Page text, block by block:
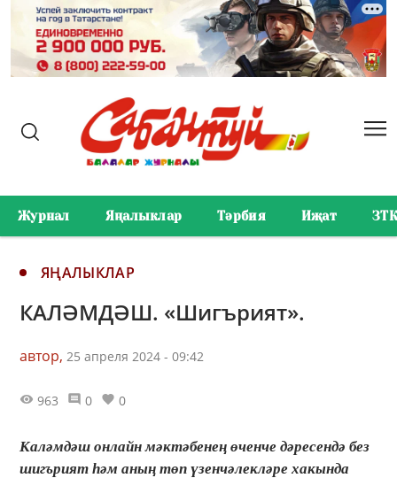
Журнал Яңалыклар Тәрбия Иҗат ЗТК
ЯҢАЛЫКЛАР
КАЛӘМДӘШ. «Шигърият».
автор, 25 апреля 2024 - 09:42
963 0 0
Каләмдәш онлайн мәктәбенең өченче дәресендә без
шигърият һәм аның төп үзенчәлекләре хакында